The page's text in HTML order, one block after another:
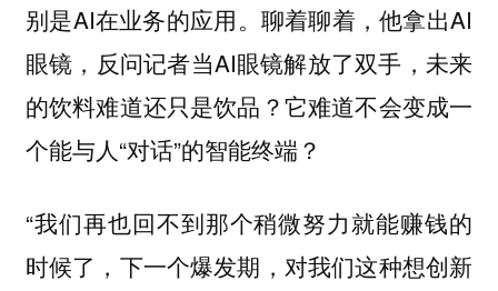
别是AI在业务的应用。聊着聊着，他拿出AI
眼镜，反问记者当AI眼镜解放了双手，未来
的饮料难道还只是饮品？它难道不会变成一
个能与人“对话”的智能终端？
“我们再也回不到那个稍微努力就能赚钱的
时候了，下一个爆发期，对我们这种想创新